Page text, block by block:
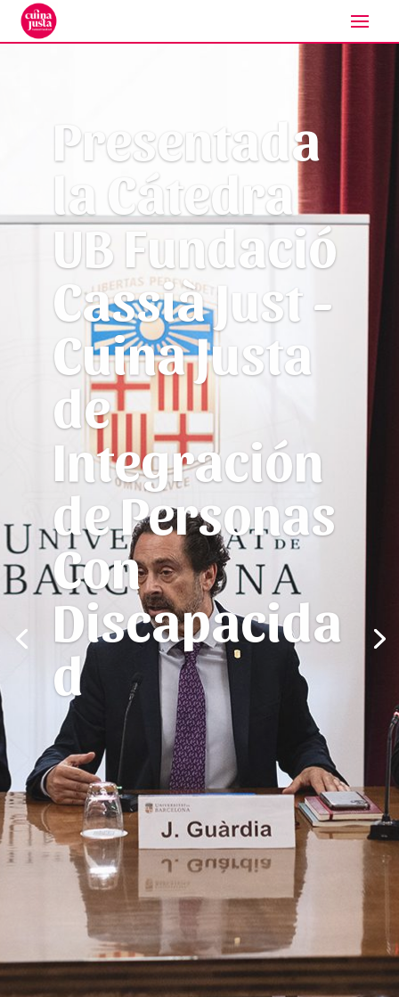
Catering
Solidario
Somos artesanos y referentes
en Barcelona